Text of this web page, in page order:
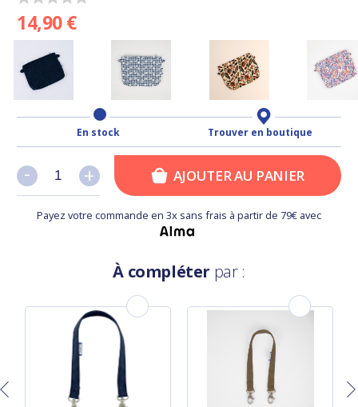
14,90 €
En stock Trouver en boutique
+
- +
- AJOUTER AU PANIER
Payez votre commande en 3x sans frais à partir de 79€ avec
À compléter par :